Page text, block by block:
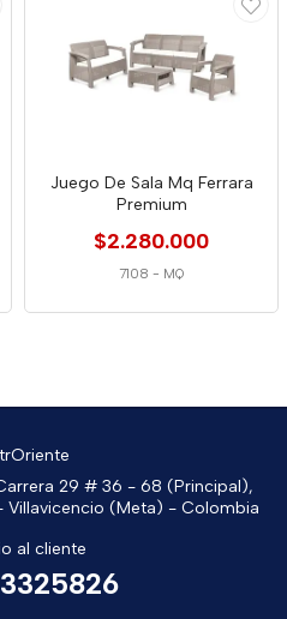
Juego De Sala Mq Ferrara
Premium
$2.280.000
7108 - MQ
29 # 36 - 68 (Principal),
(Meta) - Colombia
al cliente